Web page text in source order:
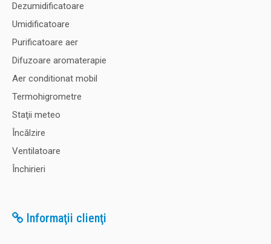
Dezumidificatoare
Umidificatoare
Purificatoare aer
Difuzoare aromaterapie
Aer conditionat mobil
Termohigrometre
Staţii meteo
Încălzire
Ventilatoare
Închirieri
Informaţii clienţi